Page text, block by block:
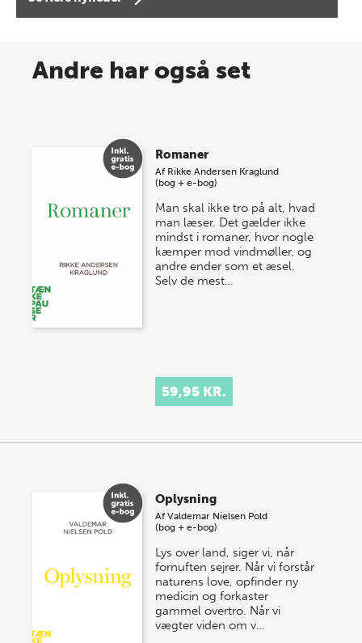
Spar op til 70% til sommer-
store sommer-lagersalg, så sæt kryds i kalenderen
onsdag den 10. j…
Andre har også set
Romaner
Af Rikke Andersen Kraglund
(bog + e-bog)
Man skal ikke tro på alt, hvad
man læser. Det gælder ikke
mindst i romaner, hvor nogle
kæmper mod vindmøller, og
andre ender som et æsel.
Selv de mest…
59,95 KR.
Oplysning
AfValdemar Nielsen Pold
(bog + e-bog)
Lys over land, siger vi, når
fornuften sejrer. Når vi forstår
naturens love, opfinder ny
medicin og forkaster
gammel overtro. Når vi
vægter viden om v…